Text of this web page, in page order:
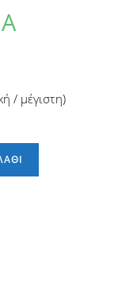
/ μέγιστη)